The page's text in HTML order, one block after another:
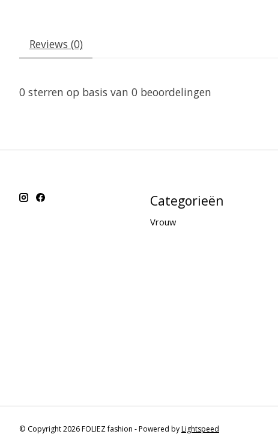
Reviews (0)
0 sterren op basis van 0 beoordelingen
Categorieën
Vrouw
© Copyright 2026 FOLIEZ fashion - Powered byLightspeed